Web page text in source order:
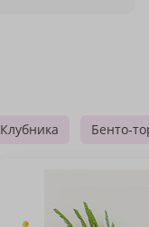
Клубника Бенто-